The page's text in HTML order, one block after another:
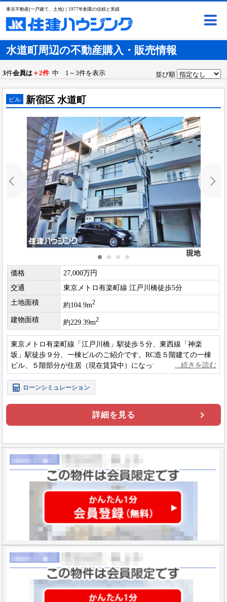
東京不動産(一戸建て、土地)｜1977年創業の信頼と実績
水道町周辺の不動産購入・販売情報
3件会員は ＋2件 中 1～3件を表示 並び順
ビル 新宿区 水道町
価格
27,000万円
交通
東京メトロ有楽町線 江戸川橋徒歩5分
土地面積
約104.9m2
建物面積 約229.39m2
東京メトロ有楽町線「江戸川橋」駅徒歩５分、東西線「神楽
坂」駅徒歩９分、一棟ビルのご紹介です。RC造５階建ての一棟
ビル、５階部分が住居（現在賃貸中）になっているため、将来
的には賃貸併用住宅などにもご活用できそうですね。
ローンシミュレーション
詳細を見る